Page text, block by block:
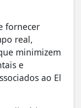
fornecer
real,
minimizem
e
ao El